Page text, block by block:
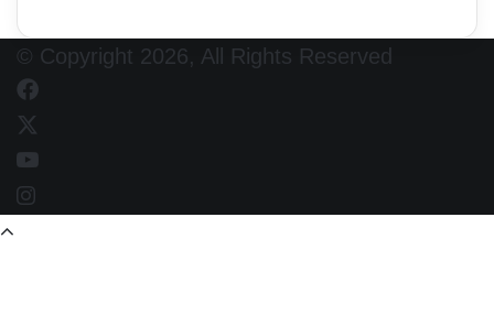
© Copyright 2026, All Rights Reserved